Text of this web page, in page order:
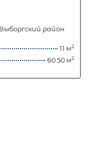
площадью
Выборг,
3Б